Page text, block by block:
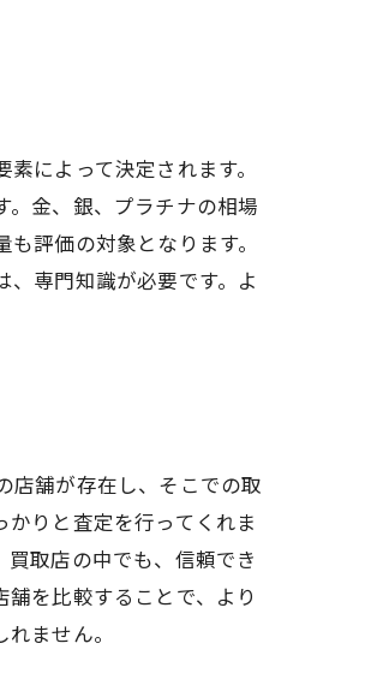
によって決定されます。
金、銀、プラチナの相場
評価の対象となります。
専門知識が必要です。よ
店舗が存在し、そこでの取
りと査定を行ってくれま
取店の中でも、信頼でき
を比較することで、より
ません。